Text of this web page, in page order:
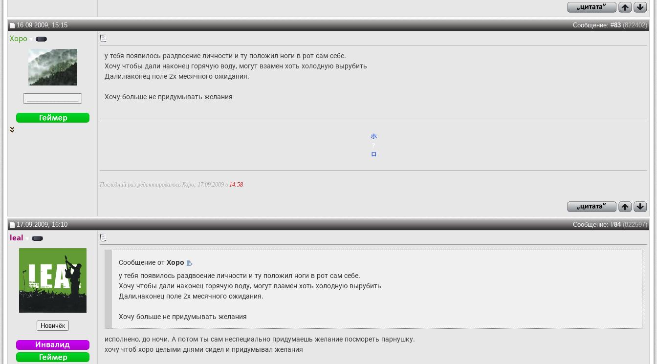
16.09.2009, 15:15 Сообщение: #83(822402)
Xopo
у тебя появилось раздвоение личности и ту положил ноги в рот сам себе.
Хочу чтобы дали наконец горячую воду, могут взамен хоть холодную вырубить
Дали,наконец поле 2х месячного ожидания.
Хочу больше не придумывать желания
ホ
?
ロ
Последний раз редактировалось Xopo; 17.09.2009 в 14:58
17.09.2009, 16:10 Сообщение: #84(822597)
leal
Сообщение от Xopo
у тебя появилось раздвоение личности и ту положил ноги в рот сам себе.
Хочу чтобы дали наконец горячую воду, могут взамен хоть холодную вырубить
Дали,наконец поле 2х месячного ожидания.
Хочу больше не придумывать желания
исполнено, до ночи. А потом ты сам неспециально придумаешь желание посмореть парнушку.
хочу чтоб хоро целыми днями сидел и придумывал желания